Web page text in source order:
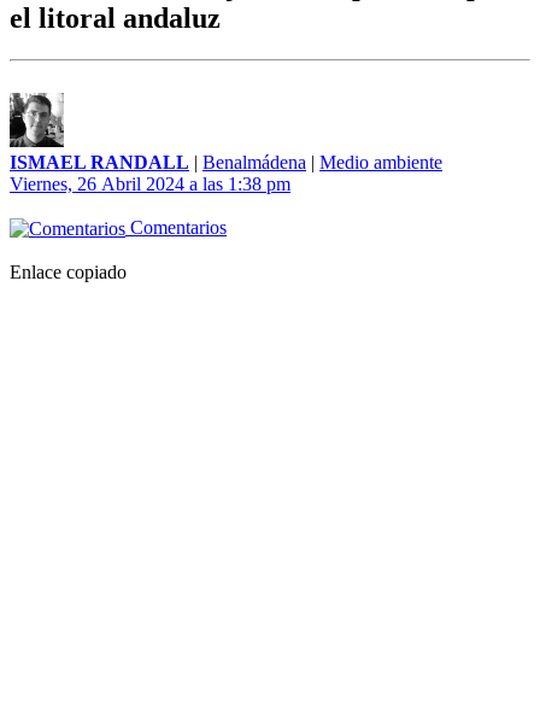
el litoral andaluz
ISMAEL RANDALL | Benalmádena | Medio ambiente
Viernes, 26 Abril 2024 a las 1:38 pm
Comentarios
Enlace copiado